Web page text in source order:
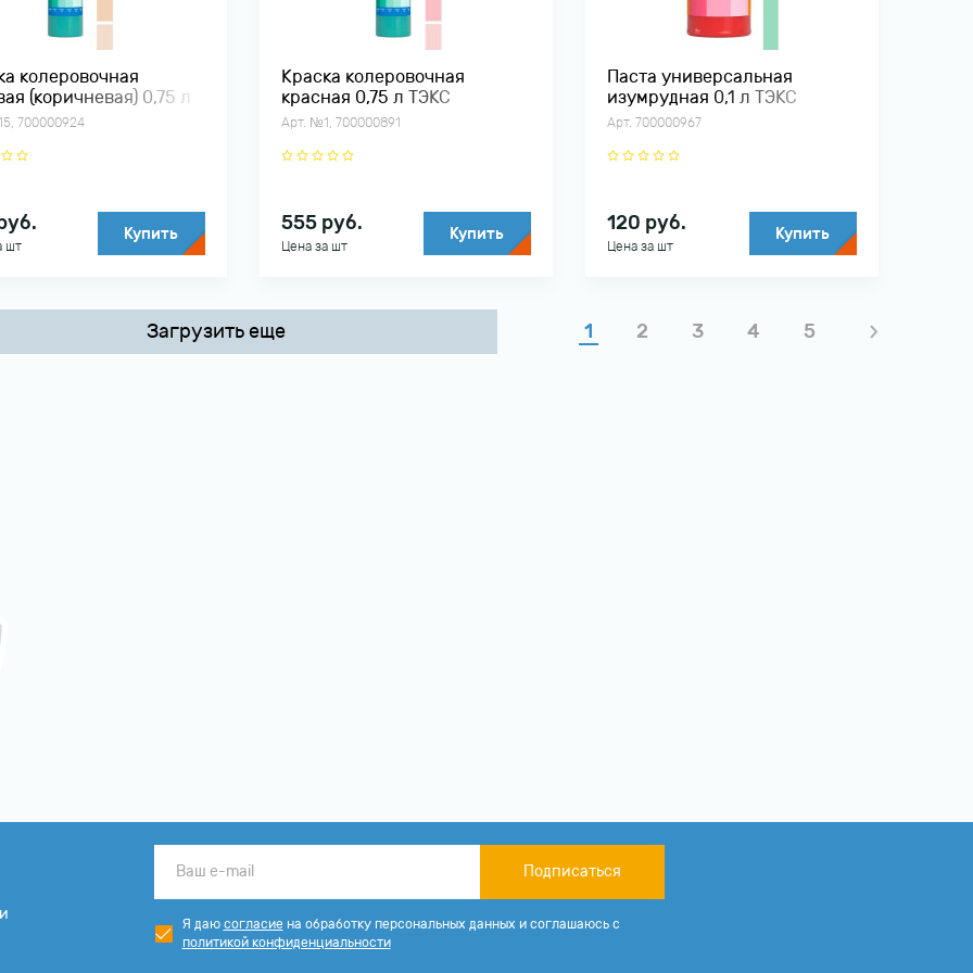
колеровочная
(коричневая) 0,75 л
700000924
шт
Купить
Краска колеровочная
красная 0,75 л ТЭКС
Арт. №1, 700000891
555руб.
Цена за шт
Купить
Паста универсальная
изумрудная 0,1 л ТЭКС
Арт. 700000967
120 руб.
Цена за шт
Купить
Загрузить еще 1 2 3 4 5
Подписаться
Я даю согласие на обработку персональных данных и соглашаюсь с
политикой конфиденциальности